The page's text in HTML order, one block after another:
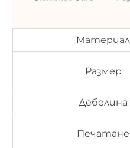
Материал
Размер
Дебелина
Печатане